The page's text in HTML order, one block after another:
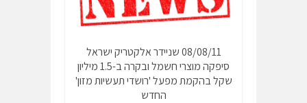
08/08/11 שניידר אלקטריק ישראל
סיפקה מוצרי חשמל ובקרה ב-1.5 מיליון
שקל בהקמת מפעל 'רושדי תעשיות מזון'
החדש